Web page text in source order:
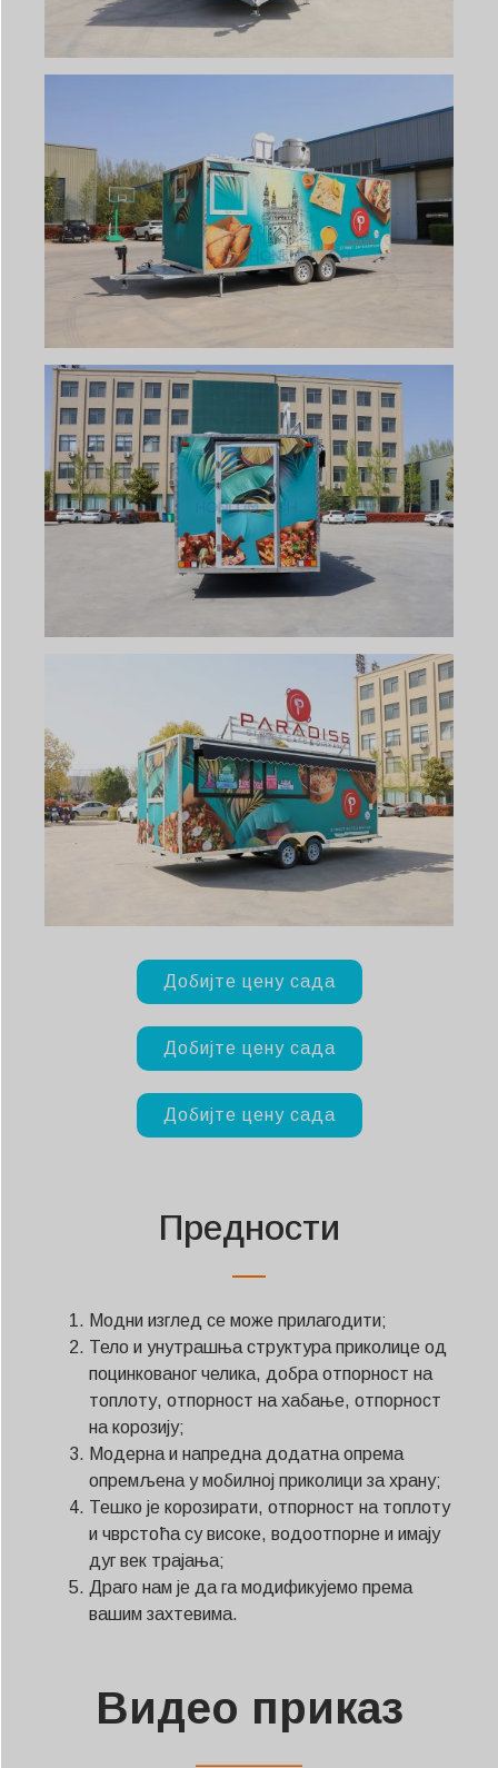
Добијте цену сада
Добијте цену сада
Добијте цену сада
Предности
Модни изглед се може прилагодити;
Тело и унутрашња структура приколице од
поцинкованог челика, добра отпорност на
топлоту, отпорност на хабање, отпорност
на корозију;
Модерна и напредна додатна опрема
опремљена у мобилној приколици за храну;
Тешко је корозирати, отпорност на топлоту
и чврстоћа су високе, водоотпорне и имају
дуг век трајања;
Драго нам је да га модификујемо према
вашим захтевима.
Видео приказ